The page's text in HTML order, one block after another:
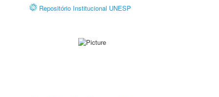
Repositório Institucional UNESP